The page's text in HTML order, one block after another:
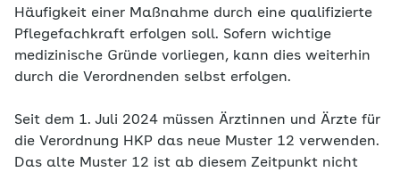
Häufigkeit einer Maßnahme durch eine qualifizierte
Pflegefachkraft erfolgen soll. Sofern wichtige
medizinische Gründe vorliegen, kann dies weiterhin
durch die Verordnenden selbst erfolgen.
Seit dem 1. Juli 2024 müssen Ärztinnen und Ärzte für
die Verordnung HKP das neue Muster 12 verwenden.
Das alte Muster 12 ist ab diesem Zeitpunkt nicht